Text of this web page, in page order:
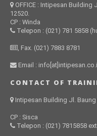
OFFICE : Intipesan
12520.
CP : Winda
Telepon : (021) 781 5858
, Fax. (021) 7883 8781
Email :
CONTACT OF
Intipesan Building Jl.
CP : Sisca
Telepon : (021) 7815858